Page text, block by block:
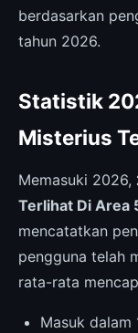
berdasarkan
tahun 2026.
Statistik
Misterius
Memasuki 2026,
Terlihat Di Area
mencatatkan
pengguna telah
rata-rata
Masuk dalam